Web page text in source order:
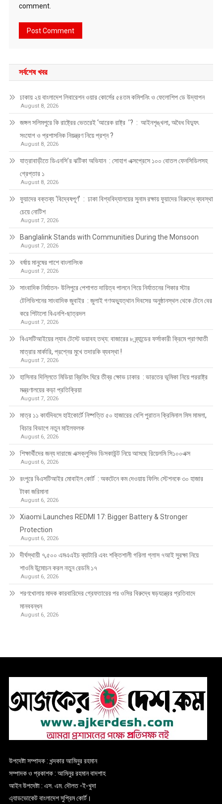
comment.
সর্বশেষ খবর
ঢাকায় ২য় বাংলাদেশ লিবারেশন ওয়ার কোর্সের ৫৪তম কমিশনিং ও ফেলোশিপ ডে উদ্‌যাপন
August 8, 2026
জঙ্গল সলিমপুরে কি রাষ্ট্রের ভেতরেই ‘আরেক রাষ্ট্র ’? : আইনশৃঙ্খলা, অবৈধ বিদ্যুৎ
সংযোগ ও প্রশাসনিক নিয়ন্ত্রণ নিয়ে প্রশ্ন ?
August 8, 2026
যাত্রাবাড়ীতে ডিএনসি’র ঝটিকা অভিযান : সোহাগ এক্সপ্রেসে ১০০ বোতল ফেনসিডিলসহ
গ্রেপ্তার ১
August 8, 2026
ফুয়াদের বক্তব্য ‘বিদ্বেষপূর্ণ’ : ঢাকা বিশ্ববিদ্যালয়ের সুনাম রক্ষায় ফুয়াদের বিরুদ্ধে ব্যবস্থা
চেয়ে নোটিশ
August 7, 2026
Banglalink Stands with Communities During the Monsoon
August 7, 2026
বর্ষায় মানুষের পাশে বাংলালিংক
August 7, 2026
সাংবাদিক নির্যাতন- উলিপুরে পেশাগত দায়িত্ব পালনে গিয়ে নির্যাতনের শিকার স্টার
টেলিভিশনের সাংবাদিক জুবাইর : জুলাই গণঅভ্যুত্থান দিবসের অনুষ্ঠানস্থল থেকে টেনে বের
করে পিটালো বিএনপি-ছাত্রদল
August 7, 2026
বিএসটিআইয়ের ল্যাব টেস্টে ভয়াবহ তথ্য: বাজারের ৮ ব্র্যান্ডের ফর্সাকারী ক্রিমে প্রাণঘাতী
মাত্রার মার্কারি, প্রশ্নের মুখে তদারকি ব্যবস্থা !
August 7, 2026
হাসিনার দিল্লিতে মিডিয়া ব্রিফিং ঘিরে তীব্র ক্ষোভ ঢাকার : ভারতের ভূমিকা নিয়ে পররাষ্ট্র
মন্ত্রণালয়ের কড়া প্রতিক্রিয়া
August 7, 2026
মাত্র ১১ কার্যদিবসে হাইকোর্টে নিষ্পত্তি ৫০ হাজারের বেশি পুরাতন ক্রিমিনাল মিস মামলা,
বিচার বিভাগে নতুন মাইলফলক
August 6, 2026
শিক্ষার্থীদের জন্য দারাজে এক্সক্লুসিভ ডিসকাউন্ট নিয়ে আসছে রিয়েলমি সি১০০এক্স
August 6, 2026
রংপুরে বিএসটিআইর মোবাইল কোর্ট : অকটেনে কম দেওয়ায় ফিলিং স্টেশনকে ৩০ হাজার
টাকা জরিমানা
August 6, 2026
Xiaomi Launches REDMI 17: Bigger Battery & Stronger
Protection
August 6, 2026
দীর্ঘস্থায়ী ৭,৫০০ এমএএইচ ব্যাটারি এবং শক্তিশালী গরিলা গ্লাস ৭আই সুরক্ষা নিয়ে
শাওমি উন্মোচন করল নতুন রেডমি ১৭
August 6, 2026
শরণখোলায় মাদক কারবারিদের গ্রেফতারের পর ওসির বিরুদ্ধে ষড়যন্ত্রের প্রতিবাদে
মানববন্ধন
August 6, 2026
উপদেষ্টা সম্পাদক : খন্দকার আমিনুর রহমান
সম্পাদক ও প্রকাশক : আমিনুর রহমান বাদশাহ
আইন উপদেষ্টা : এস. এম. দৌলত -ই-খুদা
এ্যাডভোকেট বাংলাদেশ সুপ্রিম কোর্ট।